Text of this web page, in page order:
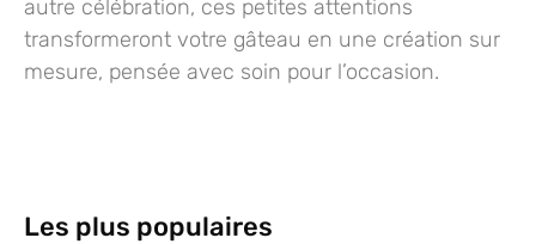
autre célébration, ces petites attentions
transformeront votre gâteau en une création sur
mesure, pensée avec soin pour l’occasion.
Les plus populaires